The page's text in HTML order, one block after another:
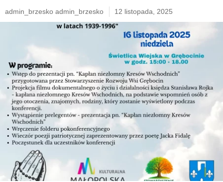
admin_brzesko admin_brzesko 12 listopada, 2025